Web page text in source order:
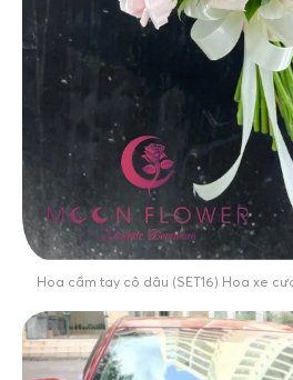
Hoa cầm tay cô dâu (SET16) Hoa xe